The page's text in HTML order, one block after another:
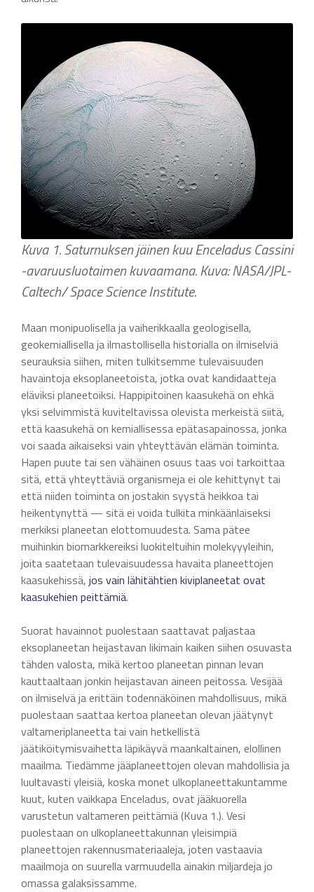
Kuva 1. Saturnuksen jäinen kuu Enceladus Cassini
-avaruusluotaimen kuvaamana. Kuva: NASA/JPL-
Caltech/ Space Science Institute.
Maan monipuolisella ja vaiherikkaalla geologisella,
geokemiallisella ja ilmastollisella historialla on ilmiselviä
seurauksia siihen, miten tulkitsemme tulevaisuuden
havaintoja eksoplaneetoista, jotka ovat kandidaatteja
eläviksi planeetoiksi. Happipitoinen kaasukehä on ehkä
yksi selvimmistä kuviteltavissa olevista merkeistä siitä,
että kaasukehä on kemiallisessa epätasapainossa, jonka
voi saada aikaiseksi vain yhteyttävän elämän toiminta.
Hapen puute tai sen vähäinen osuus taas voi tarkoittaa
sitä, että yhteyttäviä organismeja ei ole kehittynyt tai
että niiden toiminta on jostakin syystä heikkoa tai
heikentynyttä — sitä ei voida tulkita minkäänlaiseksi
merkiksi planeetan elottomuudesta. Sama pätee
muihinkin biomarkkereiksi luokiteltuihin molekyyyleihin,
joita saatetaan tulevaisuudessa havaita planeettojen
kaasukehissä, jos vain lähitähtien kiviplaneetat ovat
kaasukehien peittämiä.
Suorat havainnot puolestaan saattavat paljastaa
eksoplaneetan heijastavan likimain kaiken siihen osuvasta
tähden valosta, mikä kertoo planeetan pinnan levan
kauttaaltaan jonkin heijastavan aineen peitossa. Vesijää
on ilmiselvä ja erittäin todennäköinen mahdollisuus, mikä
puolestaan saattaa kertoa planeetan olevan jäätynyt
valtameriplaneetta tai vain hetkellistä
jäätiköitymisvaihetta läpikäyvä maankaltainen, elollinen
maailma. Tiedämme jääplaneettojen olevan mahdollisia ja
luultavasti yleisiä, koska monet ulkoplaneettakuntamme
kuut, kuten vaikkapa Enceladus, ovat jääkuorella
varustetun valtameren peittämiä (Kuva 1.). Vesi
puolestaan on ulkoplaneettakunnan yleisimpiä
planeettojen rakennusmateriaaleja, joten vastaavia
maailmoja on suurella varmuudella ainakin miljardeja jo
omassa galaksissamme.